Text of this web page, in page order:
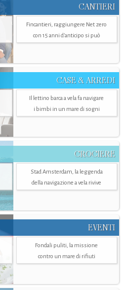
CANTIERI
Fincantieri, raggiungere Net zero
con 15 anni d'anticipo si può
CASE & ARREDI
Il lettino barca a vela fa navigare
i bimbi in un mare di sogni
CROCIERE
Stad Amsterdam, la leggenda
della navigazione a vela rivive
EVENTI
Fondali puliti, la missione
contro un mare di rifiuti